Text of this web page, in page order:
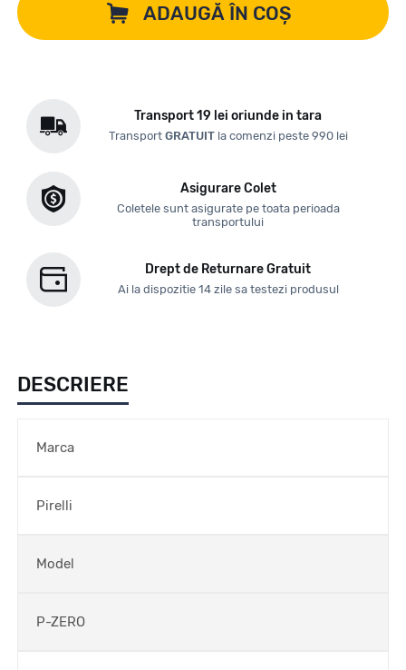
ADAUGĂ ÎN COȘ
Transport 19 lei oriunde in tara
Transport GRATUITla comenzi peste 990 lei
Asigurare Colet
Coletele sunt asigurate pe toata perioada
transportului
Drept de Returnare Gratuit
Ai la dispozitie 14 zile sa testezi produsul
DESCRIERE
Marca
Pirelli
Model
P-ZERO